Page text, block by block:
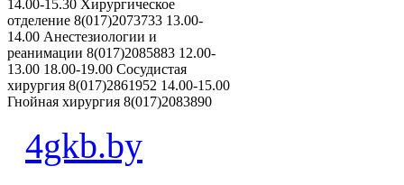
14.00-15.30 Хирургическое
отделение 8(017)2073733 13.00-
14.00 Анестезиологии и
реанимации 8(017)2085883 12.00-
13.00 18.00-19.00 Сосудистая
хирургия 8(017)2861952 14.00-15.00
Гнойная хирургия 8(017)2083890
4gkb.by